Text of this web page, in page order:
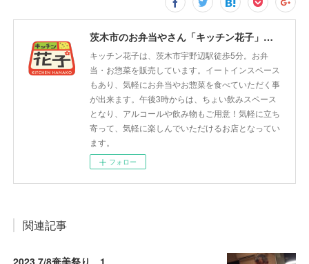
茨木市のお弁当やさん「キッチン花子」ちょい飲みスペース「サウス」
キッチン花子は、茨木市宇野辺駅徒歩5分。お弁
当・お惣菜を販売しています。イートインスペース
もあり、気軽にお弁当やお惣菜を食べていただく事
が出来ます。午後3時からは、ちょい飲みスペース
となり、アルコールや飲み物もご用意！気軽に立ち
寄って、気軽に楽しんでいただけるお店となってい
ます。
フォロー
関連記事
2023.7/8奄美祭り 1